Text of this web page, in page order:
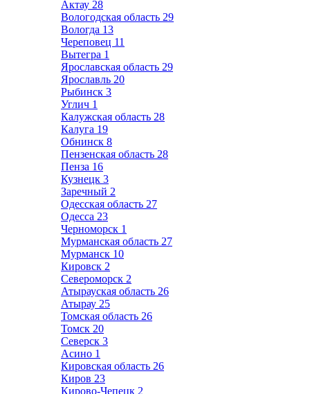
Актау 28
Вологодская область 29
Вологда 13
Череповец 11
Вытегра 1
Ярославская область 29
Ярославль 20
Рыбинск 3
Углич 1
Калужская область 28
Калуга 19
Обнинск 8
Пензенская область 28
Пенза 16
Кузнецк 3
Заречный 2
Одесская область 27
Одесса 23
Черноморск 1
Мурманская область 27
Мурманск 10
Кировск 2
Североморск 2
Атырауская область 26
Атырау 25
Томская область 26
Томск 20
Северск 3
Асино 1
Кировская область 26
Киров 23
Кирово-Чепецк 2